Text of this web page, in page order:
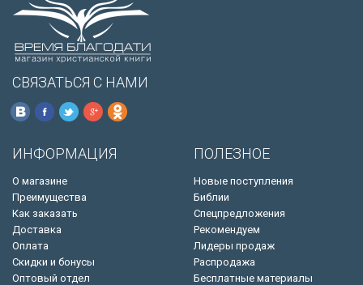
СВЯЗАТЬСЯ С НАМИ
ИНФОРМАЦИЯ
О магазине
Преимущества
Как заказать
Доставка
Оплата
Скидки и бонусы
Оптовый отдел
ПОЛЕЗНОЕ
Новые поступления
Библии
Спецпредложения
Рекомендуем
Лидеры продаж
Распродажа
Бесплатные материалы